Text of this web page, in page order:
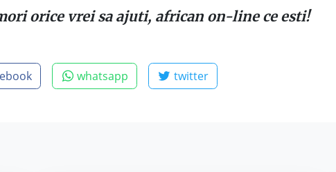
orice vrei sa ajuti, african on-line ce esti!
whatsapp twitter